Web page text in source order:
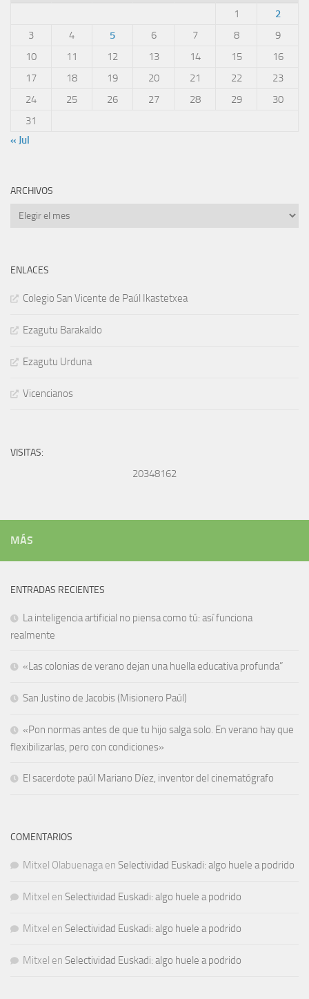
1
2
3
4 5 6 7 8
9
10
11 12 13 14 15
16
17
18 19 20 21 22
23
24
25 26 27 28 29
30
31
« Jul
ARCHIVOS
Archivos
ENLACES
Colegio San Vicente de Paúl Ikastetxea
Ezagutu Barakaldo
Ezagutu Urduna
Vicencianos
VISITAS:
20348162
MÁS
ENTRADAS RECIENTES
La inteligencia artificial no piensa como tú: así funciona
realmente
«Las colonias de verano dejan una huella educativa profunda”
San Justino de Jacobis (Misionero Paúl)
«Pon normas antes de que tu hijo salga solo. En verano hay que
flexibilizarlas, pero con condiciones»
El sacerdote paúl Mariano Díez, inventor del cinematógrafo
COMENTARIOS
Mitxel Olabuenaga en Selectividad Euskadi: algo huele a podrido
Mitxel en Selectividad Euskadi: algo huele a podrido
Mitxel en Selectividad Euskadi: algo huele a podrido
Mitxel en Selectividad Euskadi: algo huele a podrido